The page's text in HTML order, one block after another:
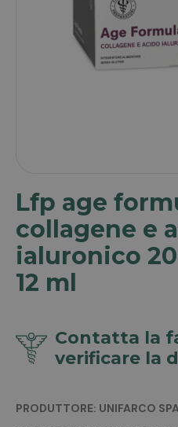
Lfp age
collagene e
ialuronico
12 ml
Contatta la
verificare la
PRODUTTORE: UNIFARCO